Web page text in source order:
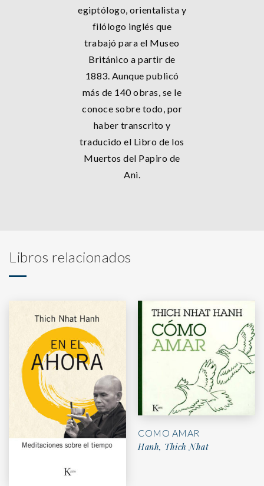
egiptólogo, orientalista y
filólogo inglés que
trabajó para el Museo
Británico a partir de
1883. Aunque publicó
más de 140 obras, se le
conoce sobre todo, por
haber transcrito y
traducido el Libro de los
Muertos del Papiro de
Ani.
Libros relacionados
COMO AMAR
Hanh, Thich Nhat